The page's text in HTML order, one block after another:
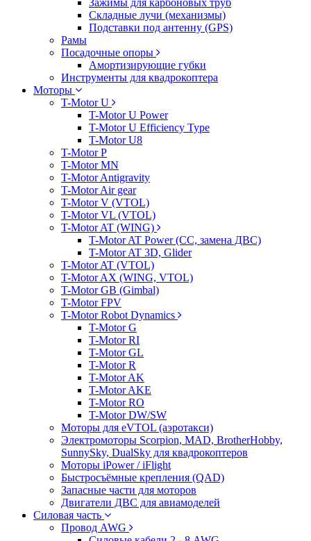
Зажимы для карбоновых труб
Складные лучи (механизмы)
Подставки под антенну (GPS)
Рамы
Посадочные опоры
Амортизирующие губки
Инструменты для квадрокоптера
Моторы
T-Motor U
T-Motor U Power
T-Motor U Efficiency Type
T-Motor U8
T-Motor P
T-Motor MN
T-Motor Antigravity
T-Motor Air gear
T-Motor V (VTOL)
T-Motor VL (VTOL)
T-Motor AT (WING)
T-Motor AT Power (CC, замена ДВС)
T-Motor AT 3D, Glider
T-Motor AT (VTOL)
T-Motor AX (WING, VTOL)
T-Motor GB (Gimbal)
T-Motor FPV
T-Motor Robot Dynamics
T-Motor G
T-Motor RI
T-Motor GL
T-Motor R
T-Motor AK
T-Motor AKE
T-Motor RO
T-Motor DW/SW
Моторы для eVTOL (аэротакси)
Электромоторы Scorpion, MAD, BrotherHobby,
SunnySky, DualSky для квадрокоптеров
Моторы iPower / iFlight
Быстросъёмные крепления (QAD)
Запасные части для моторов
Двигатели ДВС для авиамоделей
Силовая часть
Провод AWG